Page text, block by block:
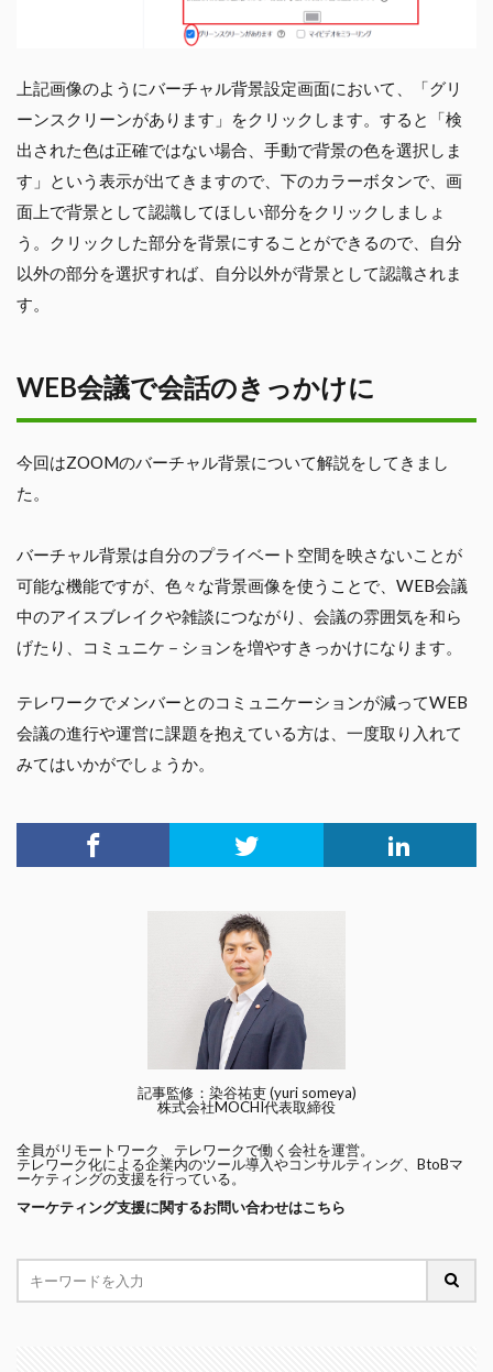
上記画像のようにバーチャル背景設定画面において、「グリ
ーンスクリーンがあります」をクリックします。すると「検
出された色は正確ではない場合、手動で背景の色を選択しま
す」という表示が出てきますので、下のカラーボタンで、画
面上で背景として認識してほしい部分をクリックしましょ
う。クリックした部分を背景にすることができるので、自分
以外の部分を選択すれば、自分以外が背景として認識されま
す。
WEB会議で会話のきっかけに
今回はZOOMのバーチャル背景について解説をしてきまし
た。
バーチャル背景は自分のプライベート空間を映さないことが
可能な機能ですが、色々な背景画像を使うことで、WEB会議
中のアイスブレイクや雑談につながり、会議の雰囲気を和ら
げたり、コミュニケ－ションを増やすきっかけになります。
テレワークでメンバーとのコミュニケーションが減ってWEB
会議の進行や運営に課題を抱えている方は、一度取り入れて
みてはいかがでしょうか。
記事監修：染谷祐吏 (yuri someya)
株式会社MOCHI代表取締役
全員がリモートワーク、テレワークで働く会社を運営。
テレワーク化による企業内のツール導入やコンサルティング、BtoBマ
ーケティングの支援を行っている。
マーケティング支援に関するお問い合わせはこちら